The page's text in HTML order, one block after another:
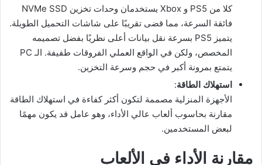
كلا من PS5 و Xbox يستخدمان وحدات تخزين NVMe SSD
فائقة السرعة، مما قضى تقريبًا على شاشات التحميل الطويلة.
يتميز PS5 بسرعة نقل بيانات أعلى نظريًا بفضل تصميمه
المخصص، ولكن في الواقع العملي الفروقات طفيفة. الـ PC
يتمتع بمرونة أكبر في حجم وسرعة التخزين.
استهلاك الطاقة:
الأجهزة المنزلية مصممة لتكون أكثر كفاءة في استهلاك الطاقة
مقارنة بحاسوب ألعاب عالي الأداء، وهو عامل قد يكون مهمًا
لبعض المستخدمين.
مقارنة الأداء في الألعاب